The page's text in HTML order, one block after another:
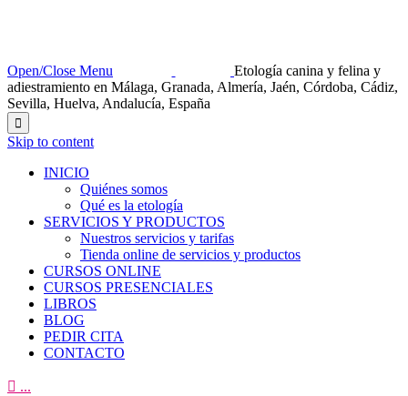
Open/Close Menu
Etología canina y felina y
adiestramiento en Málaga, Granada, Almería, Jaén, Córdoba, Cádiz,
Sevilla, Huelva, Andalucía, España

Skip to content
INICIO
Quiénes somos
Qué es la etología
SERVICIOS Y PRODUCTOS
Nuestros servicios y tarifas
Tienda online de servicios y productos
CURSOS ONLINE
CURSOS PRESENCIALES
LIBROS
BLOG
PEDIR CITA
CONTACTO
 ...